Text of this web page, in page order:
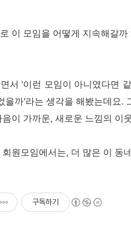
이 모임을 어떻게 지속해갈
서 '이런 모임이 아니였다면
을까'라는 생각을 해봤는데요.
이 가까운, 새로운 느낌의 이
원모임에서는, 더 많은 이 동
구독하기